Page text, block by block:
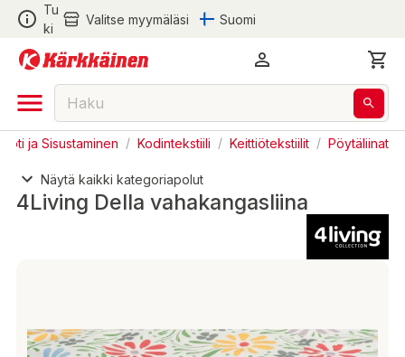
Tu
ki
Valitse myymäläsi Suomi
Koti ja Sisustaminen / Kodintekstiili / Keittiötekstiilit / Pöytäliinat
Näytä kaikki kategoriapolut
4Living Della vahakangasliina